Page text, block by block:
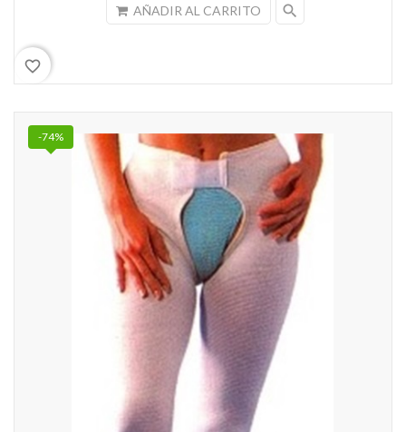
AÑADIR AL CARRITO search
favorite_border
-74%